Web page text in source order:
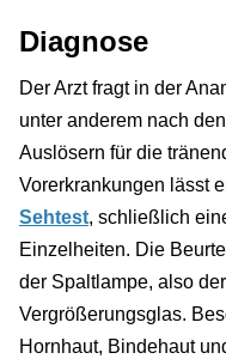
Diagnose
Der Arzt fragt in der
unter anderem nach
Auslösern für die
Vorerkrankungen lässt
Sehtest, schließlich
Einzelheiten. Die
der Spaltlampe, also
Vergrößerungsglas.
Hornhaut, Bindehaut